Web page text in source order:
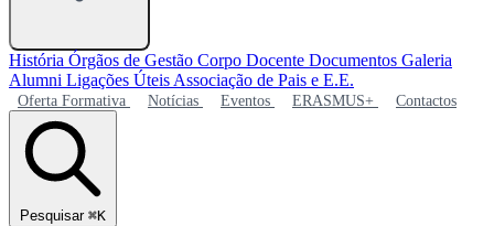
História Órgãos de Gestão Corpo Docente Documentos Galeria
Alumni Ligações Úteis Associação de Pais e E.E.
Oferta Formativa Notícias Eventos ERASMUS+ Contactos
Pesquisar ⌘K